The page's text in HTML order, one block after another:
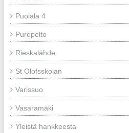
Puolala 4
Puropelto
Rieskalähde
St Olofsskolan
Varissuo
Vasaramäki
Yleistä hankkeesta